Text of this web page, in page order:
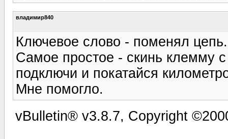
владимир840
Ключевое слово - поменял цепь.
Самое простое - скинь клемму
подключи и покатайся
Мне помогло.
vBulletin® v3.8.7, Copyright